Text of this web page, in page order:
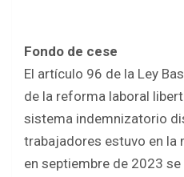
Fondo de cese
El artículo 96 de la Ley
de la reforma laboral
sistema indemnizatorio
trabajadores estuvo en la
en septiembre de 2023